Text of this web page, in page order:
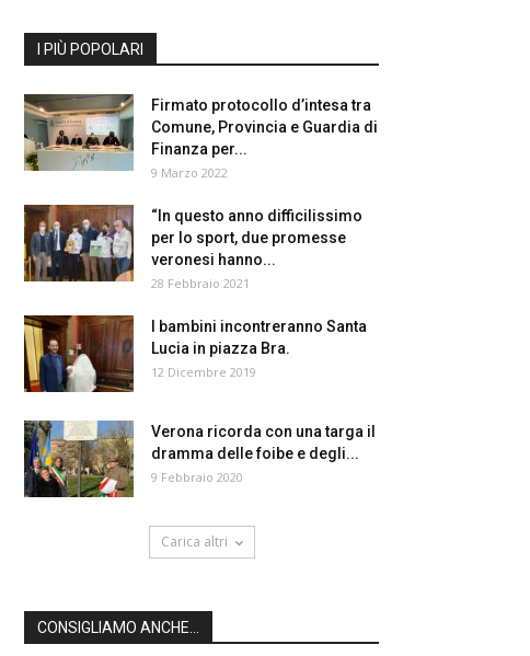
I PIÙ POPOLARI
Firmato protocollo d’intesa tra
Comune, Provincia e Guardia di
Finanza per...
9 Marzo 2022
“In questo anno difficilissimo
per lo sport, due promesse
veronesi hanno...
28 Febbraio 2021
I bambini incontreranno Santa
Lucia in piazza Bra.
12 Dicembre 2019
Verona ricorda con una targa il
dramma delle foibe e degli...
9 Febbraio 2020
Carica altri
CONSIGLIAMO ANCHE...